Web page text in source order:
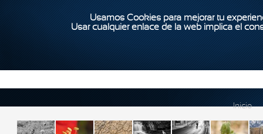
Usamos Cookies para mejorar tu
Usar cualquier enlace de la web implica el
Inicio